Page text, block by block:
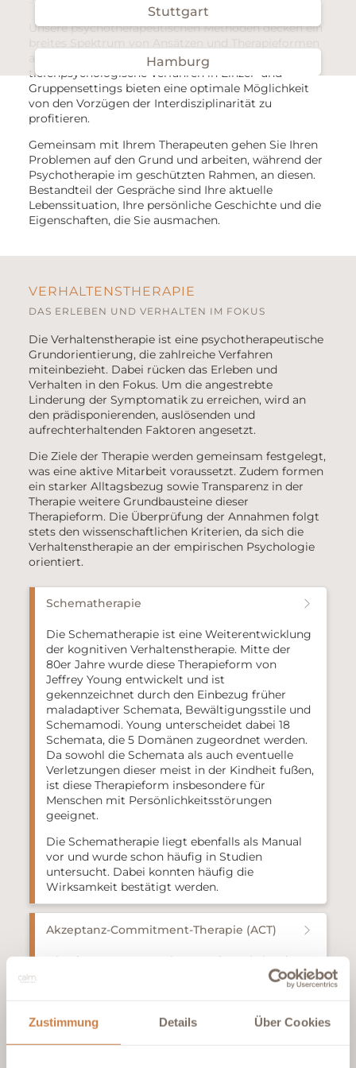
Zustimmung Details Über Cookies
Stuttgart
Hamburg
Unserepsychotherapeutischen Methodendecken ein
verhaltenstherapeutische
tiefenpsychologische Verfahren in Einzel-
und
Gruppensettings bieten eine optimale Möglichkeit
von den Vorzügen der Interdisziplinarität zu
profitieren.
Gemeinsam mit Ihrem Therapeuten gehen Sie Ihren
Problemen auf den Grund und arbeiten, während der
Psychotherapie im geschützten Rahmen, an diesen.
Bestandteil der Gespräche sind Ihre aktuelle
Lebenssituation, Ihre persönliche Geschichte und die
Eigenschaften, die Sie ausmachen.
VERHALTENSTHERAPIE
DAS ERLEBEN UND VERHALTEN IM FOKUS
Die Verhaltenstherapie ist eine psychotherapeutische
Grundorientierung, die zahlreiche Verfahren
miteinbezieht. Dabei rücken das Erleben und
Verhalten in den Fokus. Um die angestrebte
Linderung der Symptomatik zu erreichen, wird an
den prädisponierenden, auslösenden und
aufrechterhaltenden Faktoren angesetzt.
Die Ziele der Therapie werden gemeinsam festgelegt,
was eine aktive Mitarbeit voraussetzt. Zudem formen
ein starker Alltagsbezug sowie Transparenz in der
Therapie weitere Grundbausteine dieser
Therapieform. Die Überprüfung der Annahmen folgt
stets den wissenschaftlichen Kriterien, da sich die
Verhaltenstherapie an der empirischen Psychologie
orientiert.
Schematherapie
Die Schematherapie ist eine Weiterentwicklung
der kognitiven Verhaltenstherapie. Mitte der
80er Jahre wurde diese Therapieform von
Jeffrey Young entwickelt und ist
gekennzeichnet durch den Einbezug früher
maladaptiver Schemata, Bewältigungsstile und
Schemamodi. Young unterscheidet dabei 18
Schemata, die 5 Domänen zugeordnet werden.
Da sowohl die Schemata als auch eventuelle
Verletzungen dieser meist in der Kindheit fußen,
ist diese Therapieform insbesondere für
Menschen mit Persönlichkeitsstörungen
geeignet.
Die Schematherapie liegt ebenfalls als Manual
vor und wurde schon häufig in Studien
untersucht. Dabei konnten häufig die
Wirksamkeit bestätigt werden.
Akzeptanz-Commitment-Therapie (ACT)
Die Akzeptanz i -Therapie ist
ein
, dass von
wurde. Zentral ist in
Menschen mit
Beschwerden